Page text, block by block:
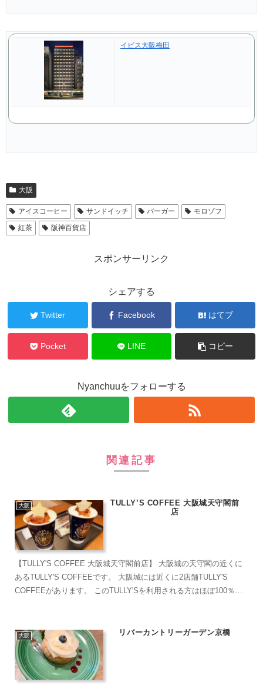
イビス大阪梅田
大阪
アイスコーヒー サンドイッチ バーガー
モロゾフ
紅茶
阪神百貨店
スポンサーリンク
シェアする
Twitter Facebook はてブ
Pocket LINE コピー
Nyanchuuをフォローする
関連記事
大阪
TULLY’S COFFEE 大阪城天守閣前
店
【TULLY'S COFFEE 大阪城天守閣前店】 大阪城の天守閣の近くに
あるTULLY'S COFFEEです。 大阪城には近くに2店舗TULLY'S
COFFEEがあります。 このTULLY'Sを利用される方はほぼ100％観
大阪 リバーカントリーガーデン京橋